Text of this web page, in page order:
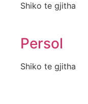
Shiko te gjitha
Persol
Shiko te gjitha